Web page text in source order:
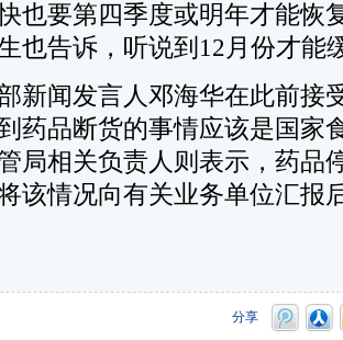
也要第四季度或明年才能恢
也告诉，听说到12月份才能
闻发言人邓海华在此前接
药品断货的事情应该是国家
局相关负责人则表示，药品
该情况向有关业务单位汇报
分享